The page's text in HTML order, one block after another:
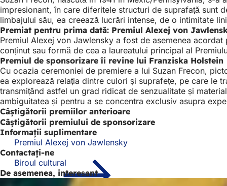
impresionant, în care diferitele structuri de suprafață sunt
limbajului său, ea creează lucrări intense, de o intimitate
Premiat pentru prima dată: Premiul Alexej von
Premiul Alexej von Jawlensky a fost de asemenea
conținut sau formă de cea a laureatului principal al
Premiul de sponsorizare îi revine lui Franziska Holstein
Cu ocazia ceremoniei de premiere a lui Suzan Frecon,
ea explorează relația dintre culori și suprafețe, pe care le
transmițând astfel un grad ridicat de senzualitate și
ambiguitatea și pentru a se concentra exclusiv asupra
Câștigătorii premiilor anterioare
Câștigătorii premiului de sponsorizare
Informații suplimentare
Premiul Alexej von Jawlensky
Contactați-ne
Biroul cultural
De asemenea, interesant